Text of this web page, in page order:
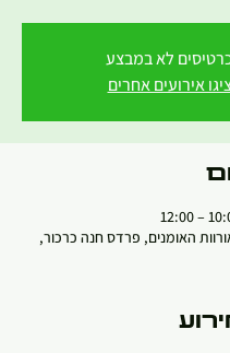
לא במבצע
אירועים אחרים
האומנים, פרדס חנה כרכור,